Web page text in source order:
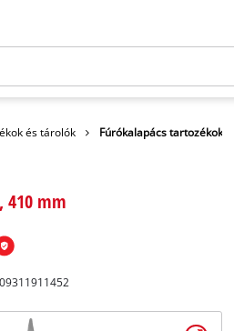
és tárolók Fúrókalapács tartozékok
410 mm